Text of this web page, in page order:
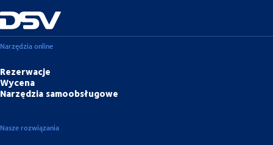
Narzędzia online
Rezerwacje
Wycena
Narzędzia samoobsługowe
Nasze rozwiązania